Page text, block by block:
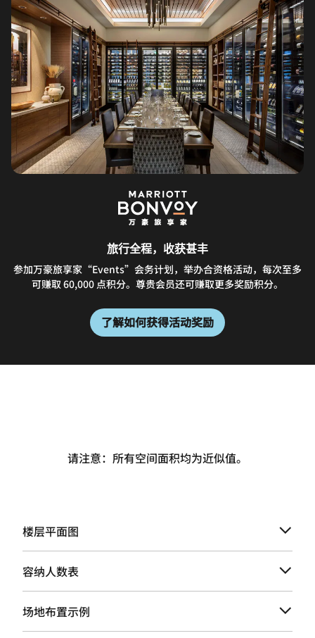
旅行全程，收获甚丰
参加万豪旅享家“Events”会务计划，举办合资格活动，每次至多
可赚取 60,000 点积分。尊贵会员还可赚取更多奖励积分。
了解如何获得活动奖励
请注意：所有空间面积均为近似值。
楼层平面图
容纳人数表
场地布置示例